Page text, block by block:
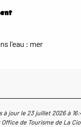
l'eau : mer
à jour le 23 juillet 2026 à
Office de Tourisme de La